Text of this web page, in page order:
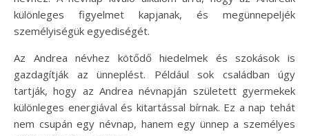
különleges figyelmet kapjanak, és megünnepeljék
személyiségük egyediségét.
Az Andrea névhez kötődő hiedelmek és szokások is
gazdagítják az ünneplést. Például sok családban úgy
tartják, hogy az Andrea névnapján született gyermekek
különleges energiával és kitartással bírnak. Ez a nap tehát
nem csupán egy névnap, hanem egy ünnep a személyes